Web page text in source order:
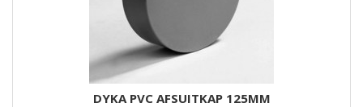
DYKA PVC AFSUITKAP 125MM